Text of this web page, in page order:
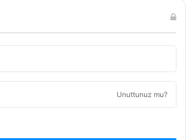
Unuttunuz mu?